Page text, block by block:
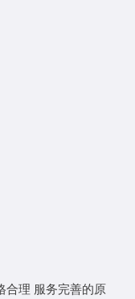
合理 服务完善的原